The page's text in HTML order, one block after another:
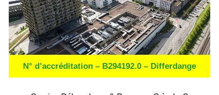
N° d’accréditation – B294192.0 – Differdange